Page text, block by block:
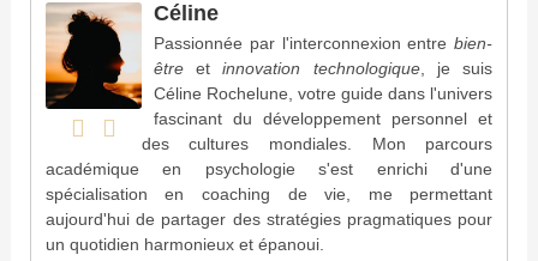
Céline
Passionnée par l'interconnexion entrebien-
êtreetinnovation technologique, je suis
Céline Rochelune, votre guide dans l'univers
fascinant du développement personnel et
des cultures mondiales. Mon parcours
académique en psychologie s'est enrichi d'une
spécialisation en coaching de vie, me permettant
aujourd'hui de partager des stratégies pragmatiques pour
un quotidien harmonieux et épanoui.